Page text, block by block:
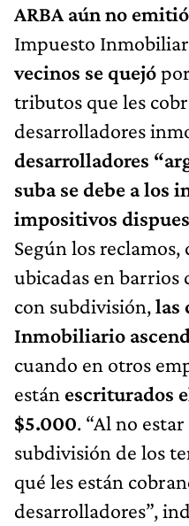
ARBA aún no
Impuesto
vecinos se quejó
tributos que les
desarrolladores
desarrolladores
suba se debe a los
impositivos
Según los reclamos,
ubicadas en barrios
con subdivisión,las
Inmobiliario
cuando en otros
están escriturados
$5.000. “Al no
subdivisión de los
qué les están
desarrolladores”,